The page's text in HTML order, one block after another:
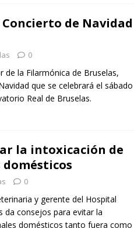
de Navidad
0
de la Filarmónica de Bruselas,
que se celebrará el sábado
Real de Bruselas.
la intoxicación de
0
y gerente del Hospital
da consejos para evitar la
domésticos tanto fuera como